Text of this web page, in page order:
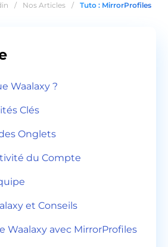
/ Nos Articles /
Tuto : MirrorProfiles
Waalaxy ?
Clés
Onglets
du Compte
et Conseils
Waalaxy avec MirrorProfiles